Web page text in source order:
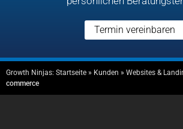
Termin vereinbaren
Growth Ninjas: Startseite » Kunden » Websites &
commerce